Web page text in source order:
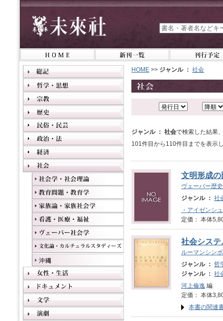
HOME >> ジャンル ： 社会
ジャンル ： 社会で検索した結果
101件目から110件目までを表示
文明形成
ヴェーバー歴
ジャンル ： 社
・アイゼンシ
定価： 本体
社会シス
ルーマンシン
ジャンル ： 哲
ジャンル ： 社
河上倫逸 編
定価： 本体
本書の関連